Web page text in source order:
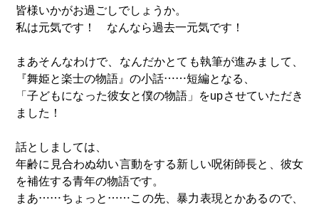
皆様いかがお過ごしでしょうか。
私は元気です！ なんなら過去一元気です！
まあそんなわけで、なんだかとても執筆が進みまして、
『舞姫と楽士の物語』の小話……短編となる、
「子どもになった彼女と僕の物語」をupさせていただき
ました！
話としましては、
年齢に見合わぬ幼い言動をする新しい呪術師長と、彼女
を補佐する青年の物語です。
まあ……ちょっと……この先、暴力表現とかあるので、